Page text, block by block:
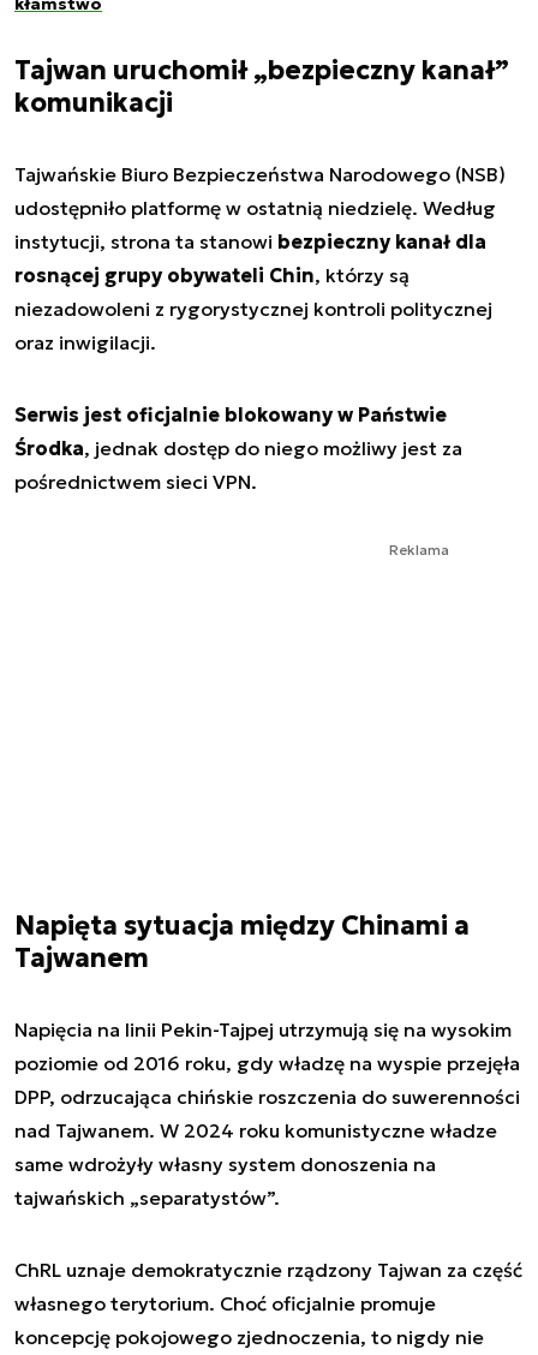
Tajwan uruchomił „bezpieczny kanał”
komunikacji
Tajwańskie Biuro Bezpieczeństwa Narodowego (NSB)
udostępniło platformę w ostatnią niedzielę. Według
instytucji, strona ta stanowi bezpieczny kanał dla
rosnącej grupy obywateli Chin, którzy są
niezadowoleni z rygorystycznej kontroli politycznej
oraz inwigilacji.
Serwis jest oficjalnie blokowany w Państwie
Środka, jednak dostęp do niego możliwy jest za
pośrednictwem sieci VPN.
Reklama
Napięta sytuacja między Chinami a
Tajwanem
Napięcia na linii Pekin-Tajpej utrzymują się na wysokim
poziomie od 2016 roku, gdy władzę na wyspie przejęła
DPP, odrzucająca chińskie roszczenia do suwerenności
nad Tajwanem. W 2024 roku komunistyczne władze
same wdrożyły własny system donoszenia na
tajwańskich „separatystów”.
ChRL uznaje demokratycznie rządzony Tajwan za część
własnego terytorium. Choć oficjalnie promuje
koncepcję pokojowego zjednoczenia, to nigdy nie